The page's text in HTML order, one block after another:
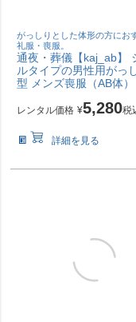
がっしりとした体形の方にお
礼服・喪服。
通夜・葬儀【kaj_ab】
ルタイプの男性用がっ
型 メンズ喪服（AB体）
レンタル価格 ¥5,280税
詳細を見る